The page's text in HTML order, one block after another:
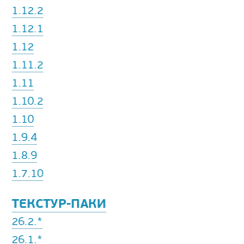
1.12.2
1.12.1
1.12
1.11.2
1.11
1.10.2
1.10
1.9.4
1.8.9
1.7.10
ТЕКСТУР-ПАКИ
26.2.*
26.1.*